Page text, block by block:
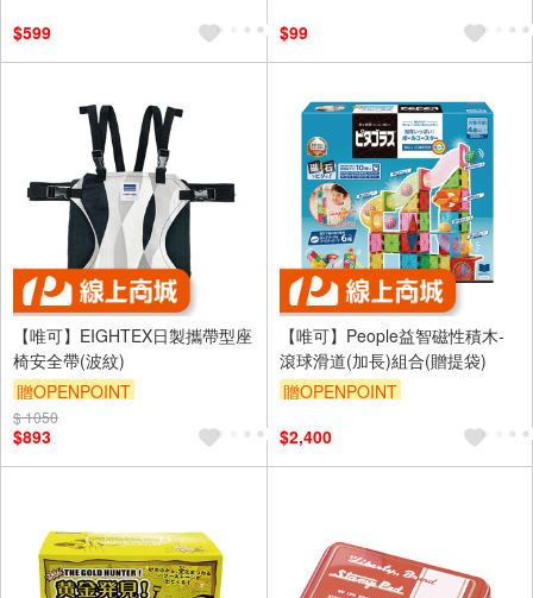
$599 $99
【唯可】EIGHTEX日製攜帶型座
椅安全帶(波紋)
贈OPENPOINT
$ 1050
$893
【唯可】People益智磁性積木-
滾球滑道(加長)組合(贈提袋)
贈OPENPOINT
$2,400